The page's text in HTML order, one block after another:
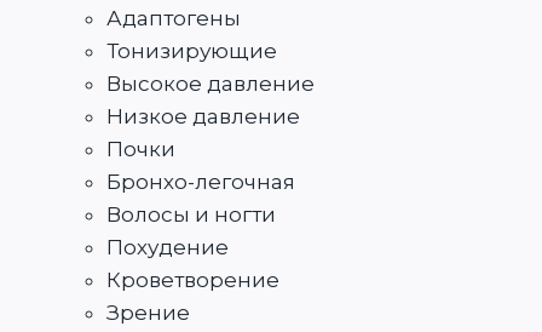
Адаптогены
Тонизирующие
Высокое давление
Низкое давление
Почки
Бронхо-легочная
Волосы и ногти
Похудение
Кроветворение
Зрение